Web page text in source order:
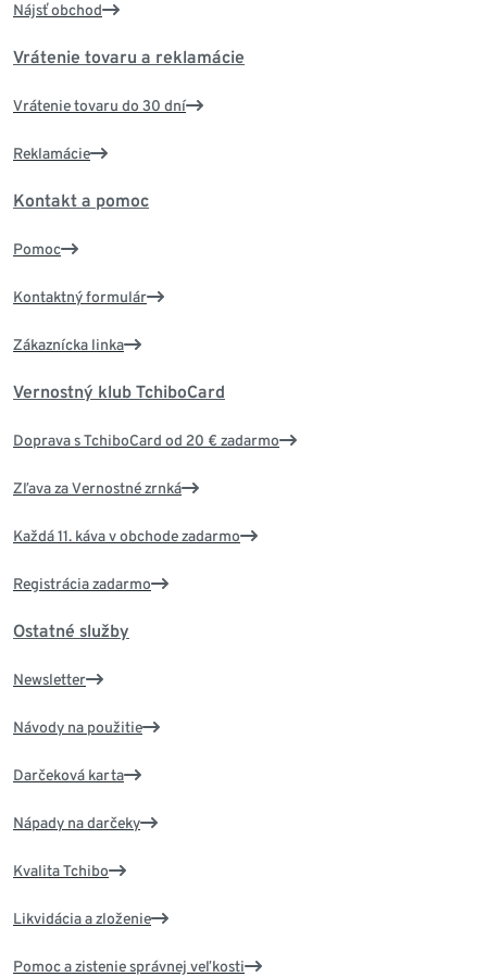
Nájsť obchod
Vrátenie tovaru a reklamácie
Vrátenie tovaru do 30 dní
Reklamácie
Kontakt a pomoc
Pomoc
Kontaktný formulár
Zákaznícka linka
Vernostný klub TchiboCard
Doprava s TchiboCard od 20 € zadarmo
Zľava za Vernostné zrnká
Každá 11. káva v obchode zadarmo
Registrácia zadarmo
Ostatné služby
Newsletter
Návody na použitie
Darčeková karta
Nápady na darčeky
Kvalita Tchibo
Likvidácia a zloženie
Pomoc a zistenie správnej veľkosti